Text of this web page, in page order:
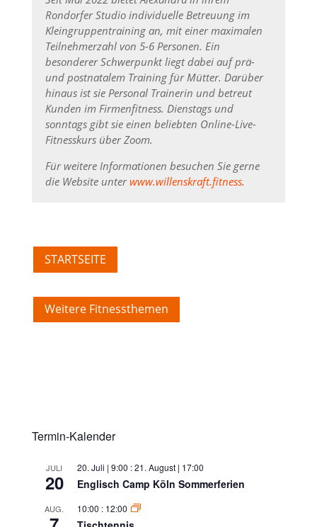
Rondorfer Studio individuelle Betreuung im
Kleingruppentraining an, mit einer maximalen
Teilnehmerzahl von 5-6 Personen. Ein
besonderer Schwerpunkt liegt dabei auf prä-
und postnatalem Training für Mütter. Darüber
hinaus ist sie Personal Trainerin und betreut
Kunden im Firmenfitness. Dienstags und
sonntags gibt sie einen beliebten Online-Live-
Fitnesskurs über Zoom.
Für weitere Informationen besuchen Sie gerne
die Website unterwww.willenskraft.fitness.
STARTSEITE
Weitere Fitnessthemen
Termin-Kalender
JULI
20
20. Juli | 9:00 :21. August | 17:00
Englisch Camp Köln Sommerferien
AUG. 10:00 : 12:00